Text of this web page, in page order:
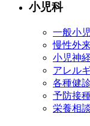
小児科
一般小
慢性外
小児神
アレル
各種健診
予防接
栄養相談